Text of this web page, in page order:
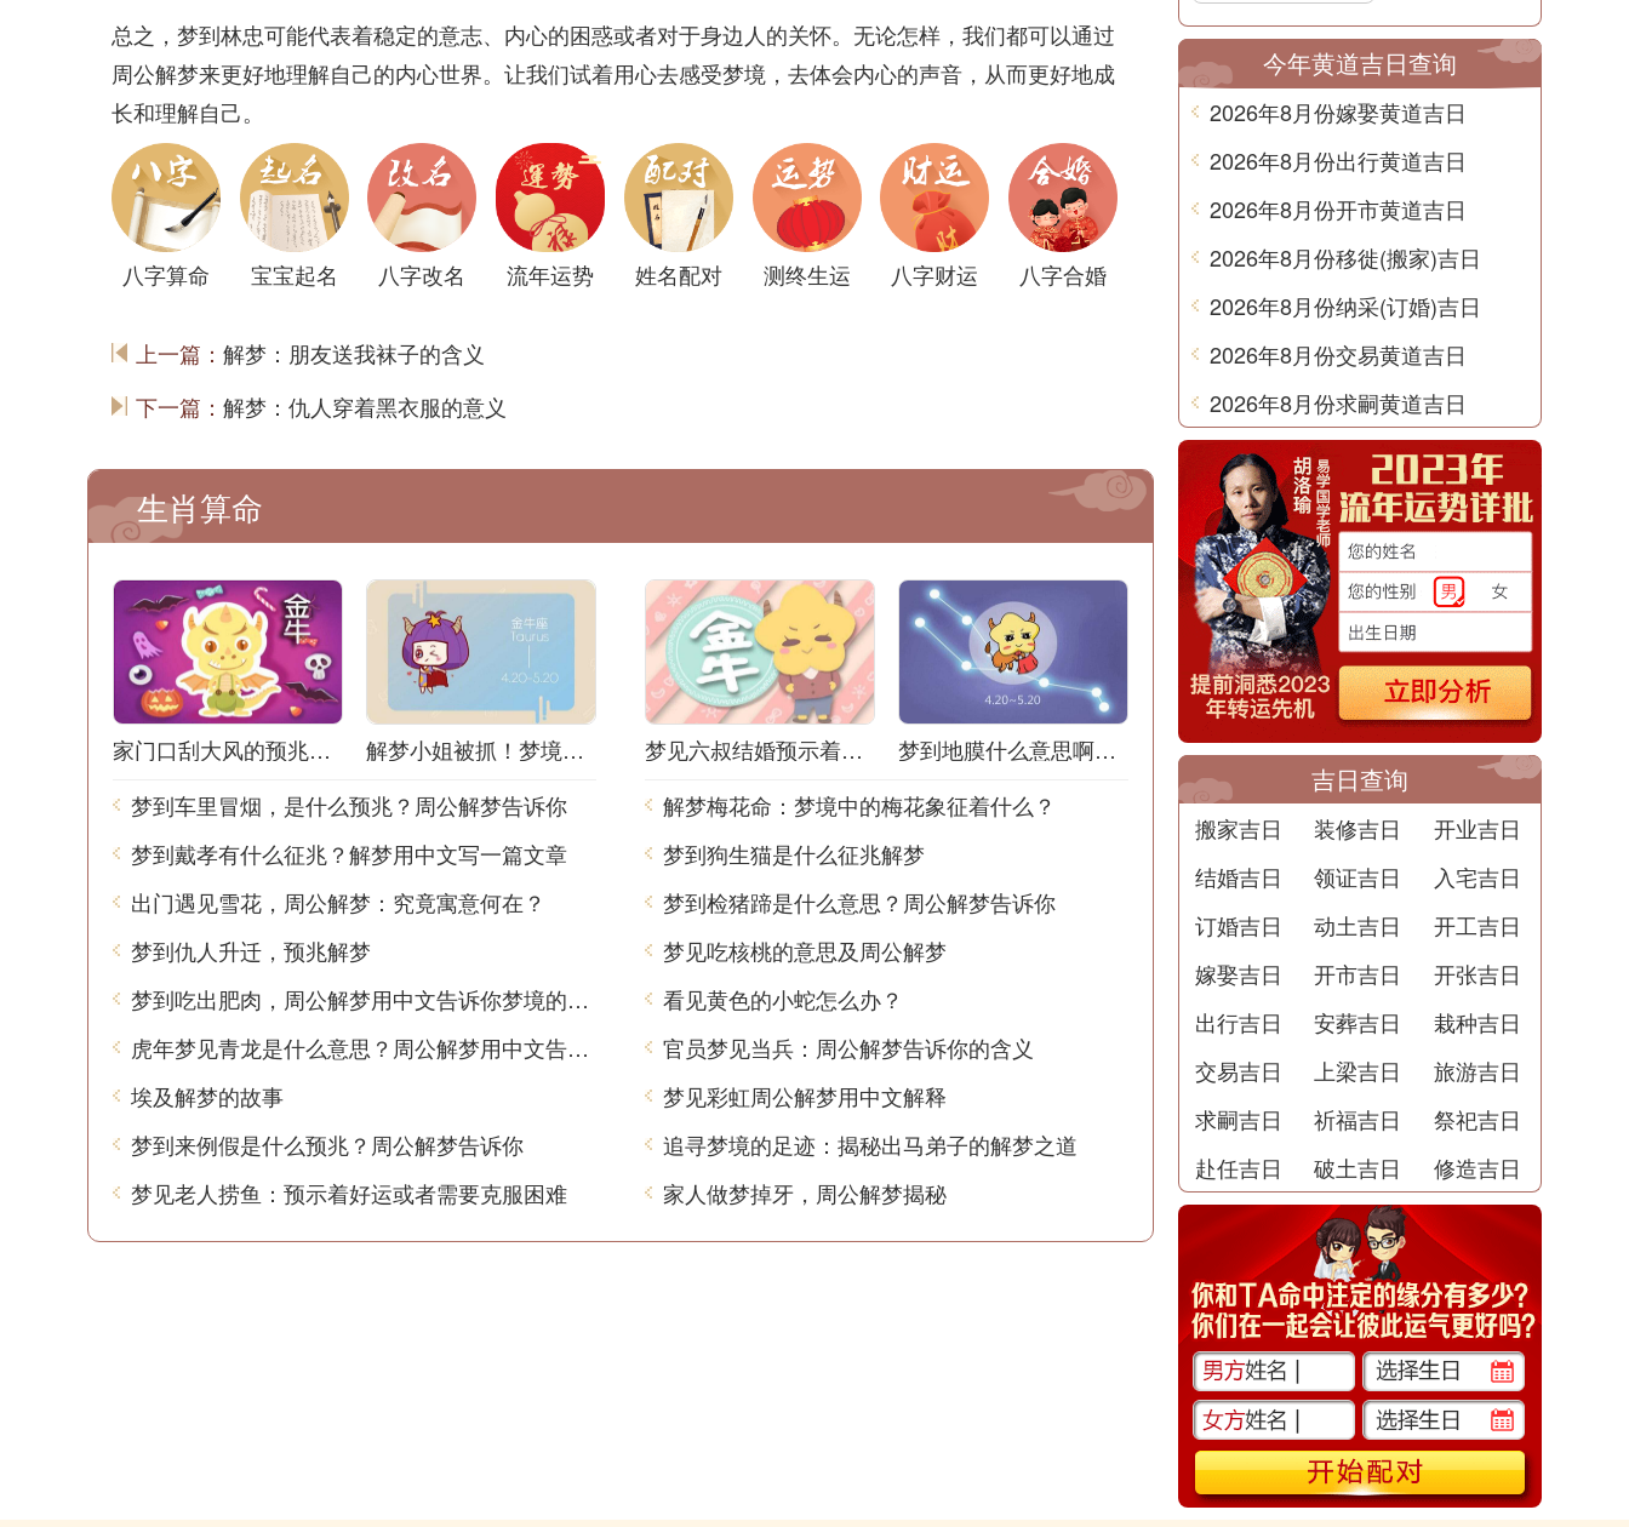
总之，梦到林忠可能代表着稳定的意志、内心的困惑或者对于身边人的关怀。无论怎样，我们都可以通过
周公解梦来更好地理解自己的内心世界。让我们试着用心去感受梦境，去体会内心的声音，从而更好地成
长和理解自己。
八字算命 宝宝起名 八字改名 流年运势 姓名配对 测终生运 八字财运 八字合婚
上一篇： 解梦：朋友送我袜子的含义
下一篇： 解梦：仇人穿着黑衣服的意义
生肖算命
家门口刮大风的预兆解梦：风声鹤唳，梦境之谜
解梦小姐被抓！梦境背后隐藏着什么秘密？
梦到车里冒烟，是什么预兆？周公解梦告诉你
梦到戴孝有什么征兆？解梦用中文写一篇文章
出门遇见雪花，周公解梦：究竟寓意何在？
梦到仇人升迁，预兆解梦
梦到吃出肥肉，周公解梦用中文告诉你梦境的含义
虎年梦见青龙是什么意思？周公解梦用中文告诉你
埃及解梦的故事
梦到来例假是什么预兆？周公解梦告诉你
梦见老人捞鱼：预示着好运或者需要克服困难
梦见六叔结婚预示着什么？解梦师告诉你真相！
梦到地膜什么意思啊解梦用
解梦梅花命：梦境中的梅花象征着什么？
梦到狗生猫是什么征兆解梦
梦到检猪蹄是什么意思？周公解梦告诉你
梦见吃核桃的意思及周公解梦
看见黄色的小蛇怎么办？
官员梦见当兵：周公解梦告诉你的含义
梦见彩虹周公解梦用中文解释
追寻梦境的足迹：揭秘出马弟子的解梦之道
家人做梦掉牙，周公解梦揭秘
今年黄道吉日查询
2026年8月份嫁娶黄道吉日
2026年8月份出行黄道吉日
2026年8月份开市黄道吉日
2026年8月份移徙(搬家)吉日
2026年8月份纳采(订婚)吉日
2026年8月份交易黄道吉日
2026年8月份求嗣黄道吉日
吉日查询
搬家吉日 装修吉日
开业吉日
结婚吉日
领证吉日
入宅吉日
订婚吉日
动土吉日
开工吉日
嫁娶吉日
开市吉日
开张吉日
出行吉日
安葬吉日
栽种吉日
交易吉日
上梁吉日
旅游吉日
求嗣吉日
祈福吉日
祭祀吉日
赴任吉日
破土吉日 修造吉日